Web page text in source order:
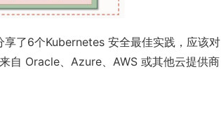
享了6个Kubernetes 安全最佳实践，应该对
自 Oracle、Azure、AWS 或其他云提供商